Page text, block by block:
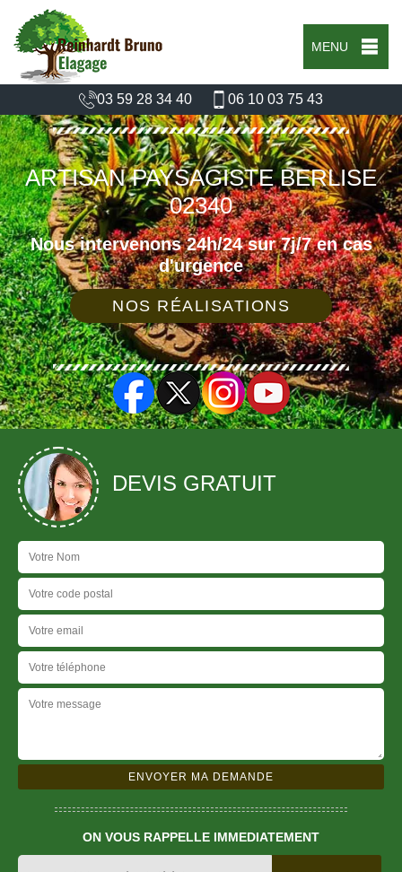
MENU
03 59 28 34 40 06 10 03 75 43
ARTISAN PAYSAGISTE BERLISE
02340
Nous intervenons 24h/24 sur 7j/7 en cas
d'urgence
NOS RÉALISATIONS
DEVIS GRATUIT
ON VOUS RAPPELLE IMMEDIATEMENT